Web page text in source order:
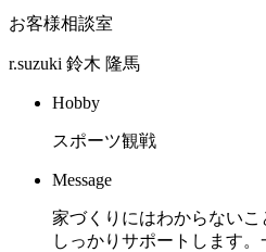
お客様相談室
r.suzuki 鈴木 隆馬
Hobby
スポーツ観戦
Message
家づくりにはわからない
しっかりサポートします